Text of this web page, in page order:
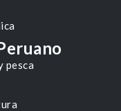
pesca